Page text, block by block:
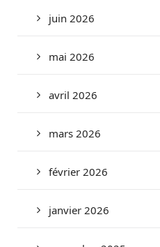
juin 2026
mai 2026
avril 2026
mars 2026
février 2026
janvier 2026